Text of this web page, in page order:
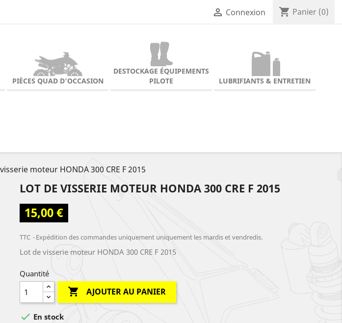
 Connexion shopping_cart Panier (0)
PIÈCES QUAD D'OCCASION
DESTOCKAGE ÉQUIPEMENTS
PILOTE
LUBRIFIANTS & ENTRETIEN
moteur HONDA 300 CRE F 2015
LOT DE VISSERIE MOTEUR HONDA 300 CRE F 2015
15,00 €
TTC Expédition des commandes uniquement uniquement les mardis et vendredis.
Lot de visserie moteur HONDA 300 CRE F 2015
Quantité
 AJOUTER AU PANIER
 En stock